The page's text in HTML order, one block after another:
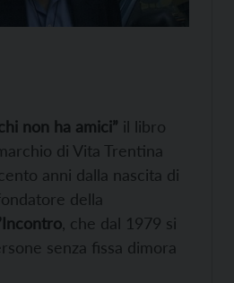
non ha amici” il libro
di Vita Trentina
anni dalla nascita di
della
, che dal 1979 si
senza fissa dimora